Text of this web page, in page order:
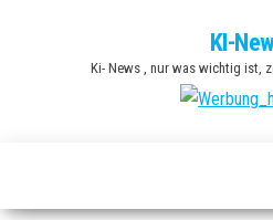
KI-
Ki- News , nur was wichtig ist,